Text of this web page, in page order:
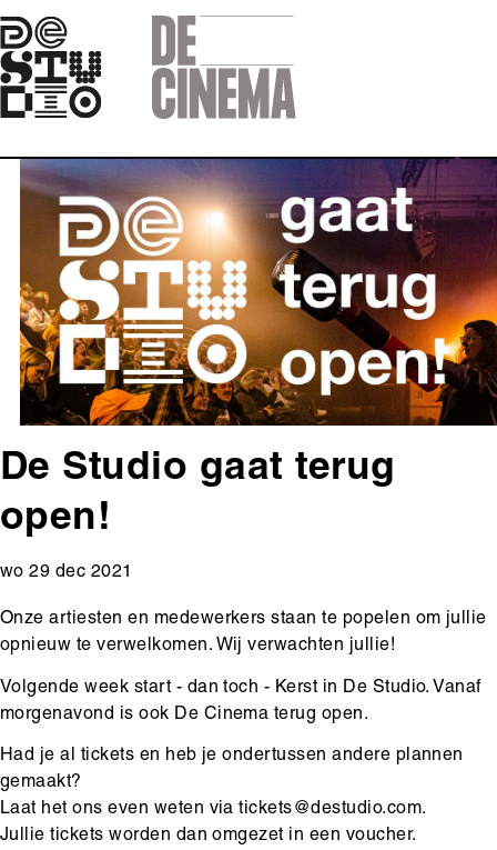
Skip
to
main
navigation
De Studio gaat terug
open!
wo 29 dec 2021
Afbeelding
Onze artiesten en medewerkers staan te popelen om jullie
opnieuw te verwelkomen. Wij verwachten jullie!
Volgende week start - dan toch - Kerst in De Studio. Vanaf
morgenavond is ook De Cinema terug open.
Had je al tickets en heb je ondertussen andere plannen
gemaakt?
Laat het ons even weten via tickets@destudio.com.
Jullie tickets worden dan omgezet in een voucher.